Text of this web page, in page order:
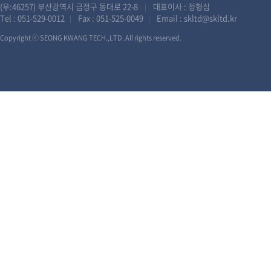
(우:46257) 부산광역시 금정구 동대로 22-8 |
대표이사 : 정형심
Tel : 051-529-0012 | Fax : 051-525-0049 | Email : skltd@skltd.kr
Copyright ⓒ SEONG KWANG TECH.,LTD. All rights reserved.